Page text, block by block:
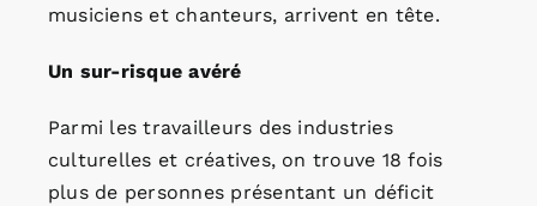
musiciens et chanteurs, arrivent en tête.
Un sur-risque avéré
Parmi les travailleurs des industries
culturelles et créatives, on trouve 18 fois
plus de personnes présentant un déficit